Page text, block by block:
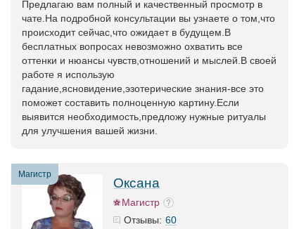
Предлагаю вам полный и качественный просмотр в
чате.На подробной консультации вы узнаете о том,что
происходит сейчас,что ожидает в будущем.В
бесплатных вопросах невозможно охватить все
оттенки и нюансы чувств,отношений и мыслей.В своей
работе я использую
гадание,ясновидение,эзотерические знания-все это
поможет составить полноценную картину.Если
выявится необходимость,предложу нужные ритуалы
для улучшения вашей жизни.
Магистр
Оксана
Магистр
Отзывы: 60